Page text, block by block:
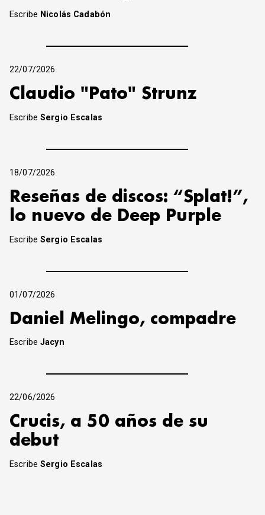
Escribe Nicolás Cadabón
22/07/2026
Claudio "Pato" Strunz
EscribeSergio Escalas
18/07/2026
Reseñas de discos: “Splat!”,
lo nuevo de Deep Purple
EscribeSergio Escalas
01/07/2026
Daniel Melingo, compadre
EscribeJacyn
22/06/2026
Crucis, a 50 años de su
debut
EscribeSergio Escalas